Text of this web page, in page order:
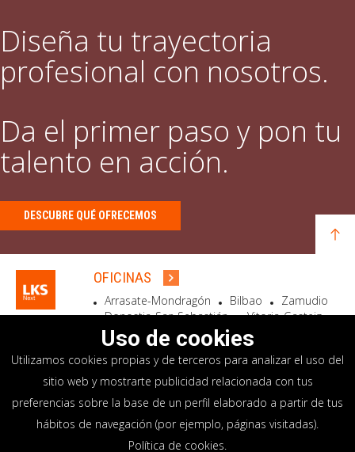
Diseña tu trayectoria
profesional con nosotros.
Da el primer paso y pon tu
talento en acción.
DESCUBRE QUÉ OFRECEMOS
OFICINAS
Arrasate-Mondragón Bilbao
Zamudio
Donostia-San Sebastián
Vitoria-Gasteiz
Madrid
El Astillero Bidart
SEDE SOCIAL
Goiru, 7 Arrasate-Mondragón
CP 20500 GIPUZKOA – SPAIN
+34 900 84 14 14
Uso de cookies
Utilizamos cookies propias y de terceros para analizar el uso del
sitio web y mostrarte publicidad relacionada con tus
preferencias sobre la base de un perfil elaborado a partir de tus
hábitos de navegación (por ejemplo, páginas visitadas).
Política de cookies.